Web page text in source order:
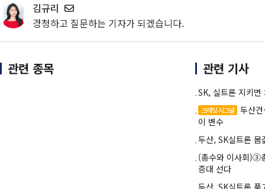
김규리
경청하고 질문하는 기자가 되겠습니다.
관련 종목 관련 기사
SK, 실트론 지키
크레딧 시그널
두산
이 변수
두산, SK실트론
(총수와 이사회)③
증대 선다
두산, SK실트론